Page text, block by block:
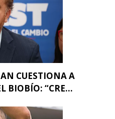
CUESTIONA A
BIOBÍO: “CRE...